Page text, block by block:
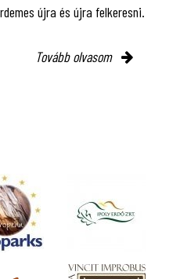
újra és újra felkeresni.
Tovább olvasom